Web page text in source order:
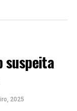
suspeita
2025